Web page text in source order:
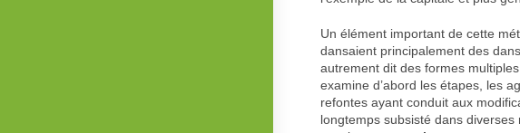
Un élément important de cette
dansaient principalement des
autrement dit des formes
examine d’abord les étapes, les
refontes ayant conduit aux
longtemps subsisté dans